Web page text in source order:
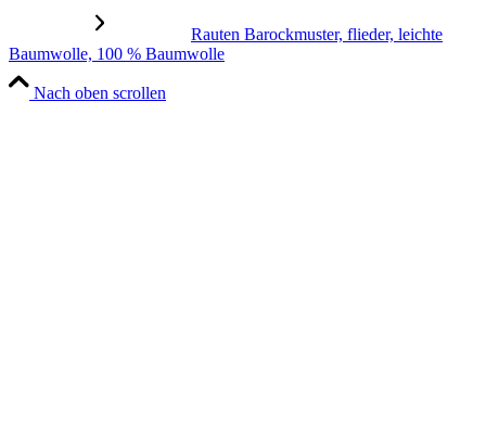
Rauten Barockmuster, flieder, leichte
Baumwolle, 100 % Baumwolle
Nach oben scrollen